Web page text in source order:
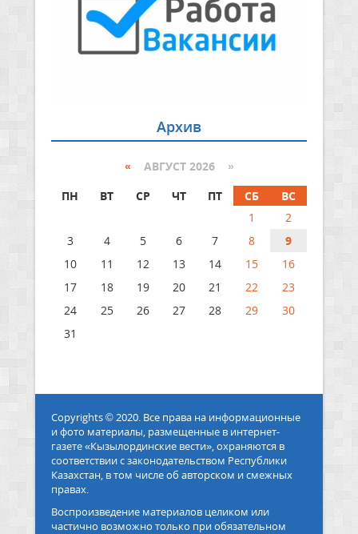
Архив
« АВГУСТ 2026 »
ПН
ВТ СР ЧТ ПТ СБ
ВС
1
2
3
4 5 6 7 8
9
10
11 12 13 14 15
16
17
18 19 20 21 22
23
24
25 26 27 28 29
30
31
Copyrights © 2020. Все права на информационные
и фото материалы, размещенные в интернет-
газете «Кызылординские вести», охраняются в
соответствии с законодательством Республики
Казахстан, в том числе об авторском и смежных
правах.
Воспроизведение материалов целиком или
частично возможно только при обязательном